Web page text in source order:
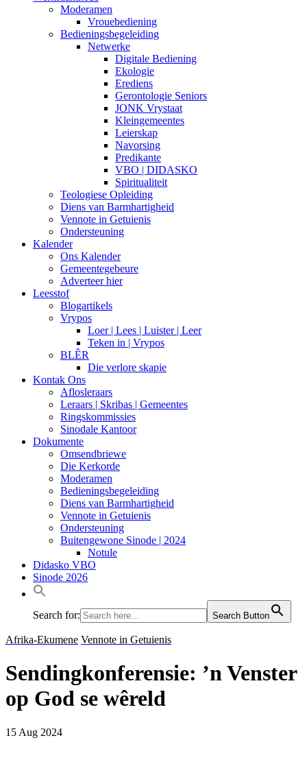
Moderamen
Vrouebediening
Bedieningsbegeleiding
Netwerke
Digitale Bediening
Ekologie
Erediens
Gerontologie Seniors
JONK Vrystaat
Kleingemeentes
Leierskap
Navorsing
Predikante
VBO | DIDASKO
Spiritualiteit
Teologiese Opleiding
Diens van Barmhartigheid
Vennote in Getuienis
Ondersteuning
Kalender
Ons Kalender
Gemeentegebeure
Adverteer hier
Leesstof
Blogartikels
Vrypos
Loer | Lees | Luister | Leer
Teken in | Vrypos
BLÊR
Die verlore skapie
Kontak Ons
Aflosleraars
Leraars | Skribas | Gemeentes
Ringskommissies
Sinodale Kantoor
Dokumente
Omsendbriewe
Die Kerkorde
Moderamen
Bedieningsbegeleiding
Diens van Barmhartigheid
Vennote in Getuienis
Ondersteuning
Buitengewone Sinode | 2024
Notule
Didasko VBO
Sinode 2026
Search for: Search Button
Afrika-Ekumene Vennote in Getuienis
Sendingkonferensie: ’n Venster
op God se wêreld
15 Aug 2024